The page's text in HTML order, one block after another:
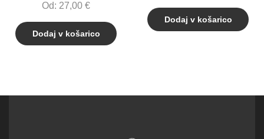
Od: 27,00 €
Dodaj v košarico
Dodaj v košarico